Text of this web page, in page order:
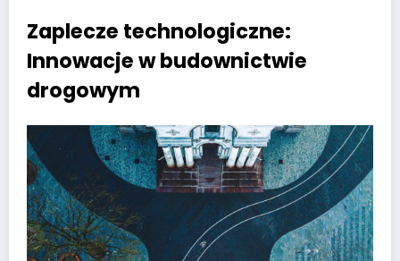
Zaplecze technologiczne:
Innowacje w budownictwie
drogowym